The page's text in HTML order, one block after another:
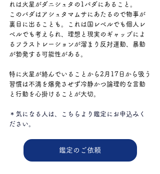
れは火星がダニシュタの1パダにあること。
このパダはアシュタマムサにあたるので物事が
裏目に出ることも。これは国レベルでも個人レ
ベルでも考えられ、理想と現実のギャップによ
るフラストレーションが溜まり反対運動、暴動
が勃発する可能性がある。
特に火星が絡んでいることから2月17日から吸う
習慣は不満を爆発させず冷静かつ論理的な言動
と行動を心掛けることが大切。
＊気になる人は、こちらより鑑定にお申込みく
ださい。
鑑定のご依頼